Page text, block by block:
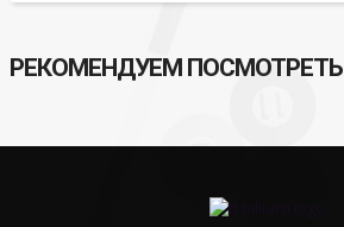
РЕКОМЕНДУЕМ ПОСМОТРЕТЬ